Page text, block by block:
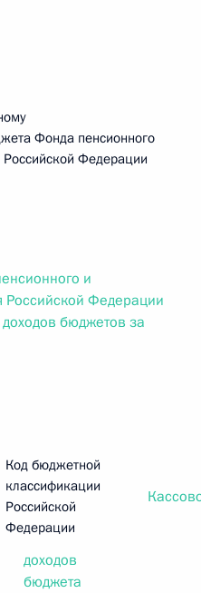
Фонда пенсионного
Российской Федерации
и
Российской Федерации
бюджетов за
Код бюджетной
классификации
Российской
Федерации
доходов
бюджета